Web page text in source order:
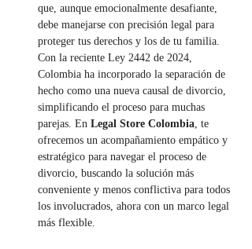
que, aunque emocionalmente desafiante,
debe manejarse con precisión legal para
proteger tus derechos y los de tu familia.
Con la reciente Ley 2442 de 2024,
Colombia ha incorporado la separación de
hecho como una nueva causal de divorcio,
simplificando el proceso para muchas
parejas. En Legal Store Colombia, te
ofrecemos un acompañamiento empático y
estratégico para navegar el proceso de
divorcio, buscando la solución más
conveniente y menos conflictiva para todos
los involucrados, ahora con un marco legal
más flexible.